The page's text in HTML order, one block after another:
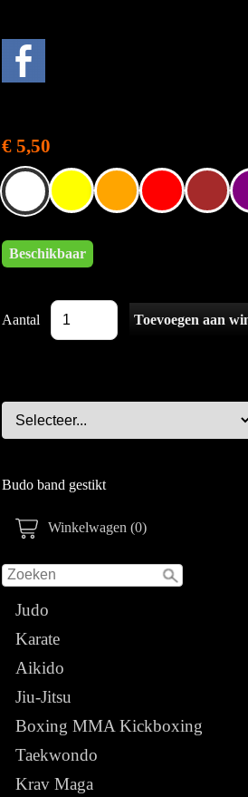
Winkelwagen (0)
Judo
Karate
Aikido
Jiu-Jitsu
Boxing MMA Kickboxing
Taekwondo
Krav Maga
€ 5,50
Beschikbaar
Aantal
Budo band gestikt